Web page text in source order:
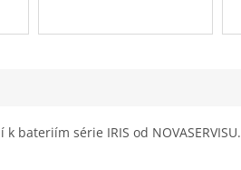
bateriím série IRIS od NOVASERVISU.